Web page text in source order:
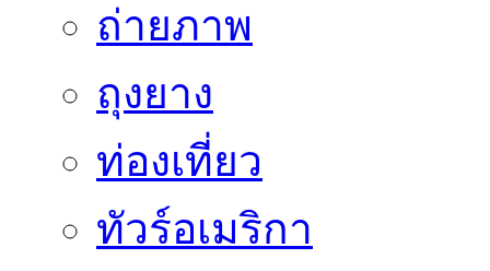
ถ่ายภาพ
ถุงยาง
ท่องเที่ยว
ทัวร์อเมริกา